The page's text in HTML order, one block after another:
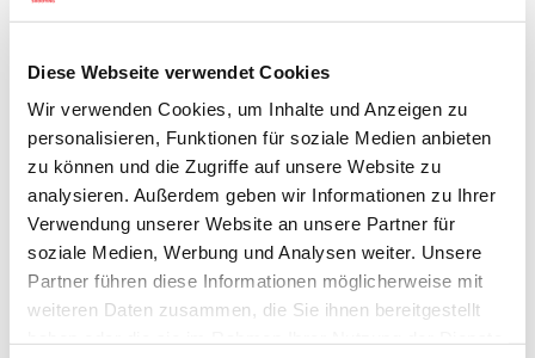
Diese Webseite verwendet Cookies
Wir verwenden Cookies, um Inhalte und Anzeigen zu
personalisieren, Funktionen für soziale Medien anbieten
zu können und die Zugriffe auf unsere Website zu
analysieren. Außerdem geben wir Informationen zu Ihrer
Verwendung unserer Website an unsere Partner für
soziale Medien, Werbung und Analysen weiter. Unsere
Partner führen diese Informationen möglicherweise mit
weiteren Daten zusammen, die Sie ihnen bereitgestellt
Der Wettkampf beginnt um 8.30 Uhr und wird
gegen 15.15 Uhr abgeschlossen sein.
DER SSV ÜBERTRÄGT LIVE
Der Schweizer Schiesssportverband überträgt
die Höhepunkte des Glarner Sommercups sowie
den Final der Shooting Masters live.
AmSamstag, 10. Oktober 2020wird der Glarner